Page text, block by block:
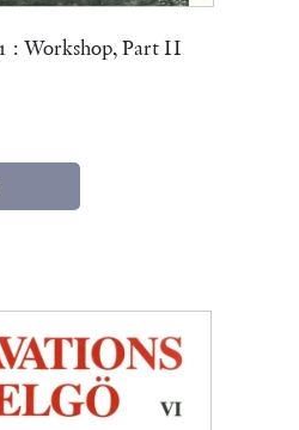
: Workshop, Part II